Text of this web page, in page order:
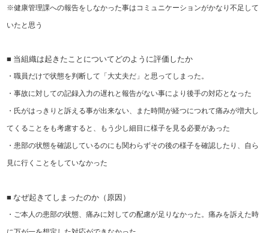
※健康管理課への報告をしなかった事はコミュニケーションがかなり不足して
いたと思う
■ 当組織は起きたことについてどのように評価したか
・職員だけで状態を判断して「大丈夫だ」と思ってしまった。
・事故に対しての記録入力の遅れと報告がない事により後手の対応となった
・氏がはっきりと訴える事が出来ない、また時間が経つにつれて痛みが増大し
てくることをも考慮すると、もう少し細目に様子を見る必要があった
・患部の状態を確認しているのにも関わらずその後の様子を確認したり、自ら
見に行くことをしていなかった
■ なぜ起きてしまったのか（原因）
・ご本人の患部の状態、痛みに対しての配慮が足りなかった。痛みを訴えた時